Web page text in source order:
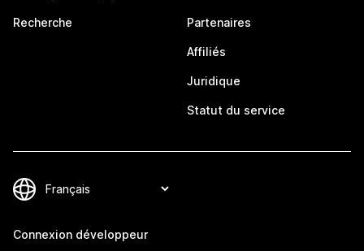
Recherche Partenaires
Affiliés
Juridique
Statut du service
Connexion développeur